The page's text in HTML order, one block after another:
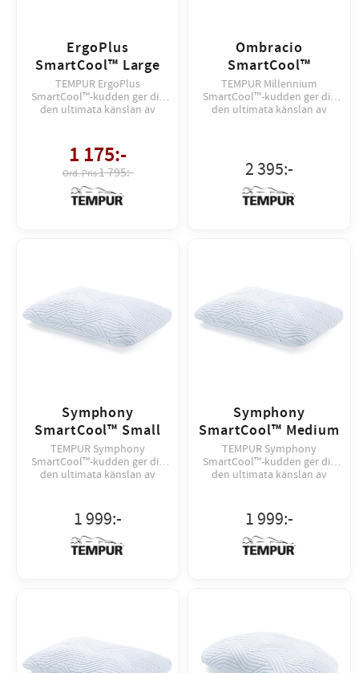
ErgoPlus
SmartCool™ Large
TEMPUR ErgoPlus
SmartCool™-kudden ger dig
den ultimata känslan av
FRI FRAKT till service point.
1 175:-
1 795:-
Ombracio
SmartCool™
TEMPUR Millennium
SmartCool™-kudden ger dig
den ultimata känslan av
2 395:-
Symphony
SmartCool™ Small
TEMPUR Symphony
SmartCool™-kudden ger dig
den ultimata känslan av
1 999:-
Symphony
SmartCool™ Medium
TEMPUR Symphony
SmartCool™-kudden ger dig
den ultimata känslan av
1 999:-